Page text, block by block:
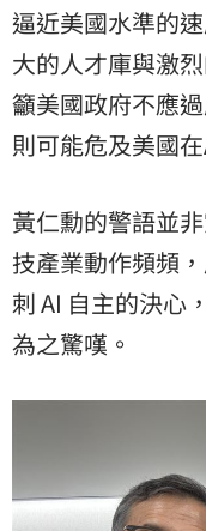
逼近美國水準的
大的人才庫與激
籲美國政府不應
則可能危及美國
黃仁勳的警語並
技產業動作頻頻
刺 AI 自主的決心
為之驚嘆。